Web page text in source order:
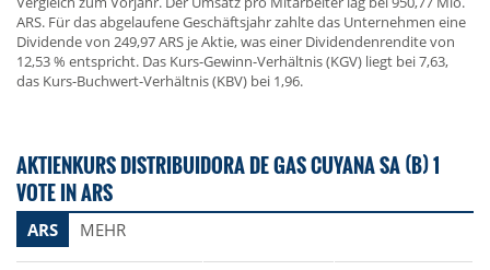
ARS. Für das abgelaufene Geschäftsjahr zahlte das Unternehmen eine
Dividende von 249,97 ARS je Aktie, was einer Dividendenrendite von
12,53 % entspricht. Das Kurs-Gewinn-Verhältnis (KGV) liegt bei 7,63,
das Kurs-Buchwert-Verhältnis (KBV) bei 1,96.
AKTIENKURS DISTRIBUIDORA DE GAS CUYANA SA (B) 1
VOTE IN ARS
ARS MEHR